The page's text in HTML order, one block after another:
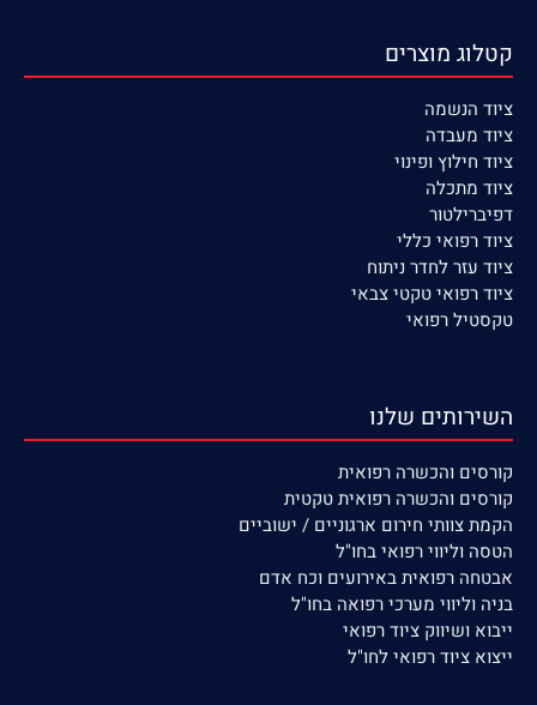
קטלוג מוצרים
ציוד הנשמה
ציוד מעבדה
ציוד חילוץ ופינוי
ציוד מתכלה
דפיברילטור
ציוד רפואי כללי
ציוד עזר לחדר ניתוח
ציוד רפואי טקטי צבאי
טקסטיל רפואי
השירותים שלנו
קורסים והכשרה רפואית
קורסים והכשרה רפואית טקטית
הקמת צוותי חירום ארגוניים / ישוביים
הטסה וליווי רפואי בחו"ל
אבטחה רפואית באירועים וכח אדם
בניה וליווי מערכי רפואה בחו"ל
ייבוא ושיווק ציוד רפואי
ייצוא ציוד רפואי לחו"ל